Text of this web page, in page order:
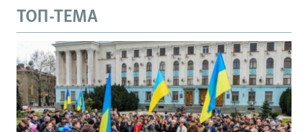
ТОП-ТЕМА